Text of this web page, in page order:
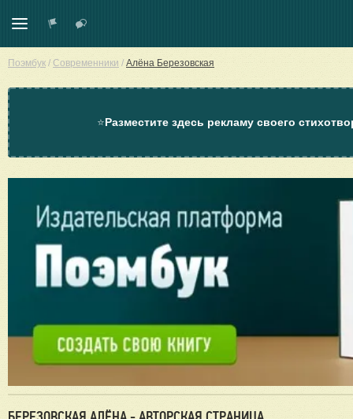
Поэмбук / Современники / Алёна Березовская
⭐Разместите здесь рекламу своего